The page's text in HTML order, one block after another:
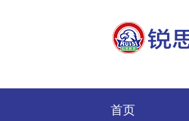
首页